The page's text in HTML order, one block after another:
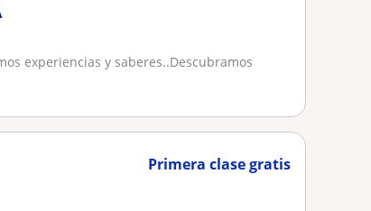
experiencias y saberes..Descubramos
Primera clase gratis